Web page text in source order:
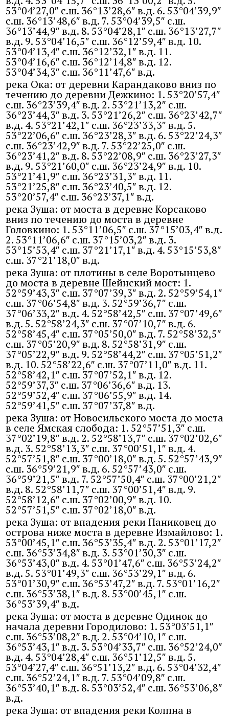
53°04’27,0″ с.ш. 36°13’28,6″ в.д. 6. 53°04’39,9″
с.ш. 36°13’48,6″ в.д. 7. 53°04’39,5″ с.ш.
36°13’44,9″ в.д. 8. 53°04’28,1″ с.ш. 36°13’27,7″
в.д. 9. 53°04’16,5″ с.ш. 36°12’59,4″ в.д. 10.
53°04’13,4″ с.ш. 36°12’32,1″ в.д. 11.
53°04’16,6″ с.ш. 36°12’14,8″ в.д. 12.
53°04’34,3″ с.ш. 36°11’47,6″ в.д.
река Ока: от деревни Карандаково вниз по
течению до деревни Дежкино: 1. 53°20’57,4″
с.ш. 36°23’39,4″ в.д. 2. 53°21’13,2″ с.ш.
36°23’44,3″ в.д. 3. 53°21’26,2″ с.ш. 36°23’42,7″
в.д. 4. 53°21’42,1″ с.ш. 36°23’33,3″ в.д. 5.
53°22’06,6″ с.ш. 36°23’28,3″ в.д. 6. 53°22’24,3″
с.ш. 36°23’42,9″ в.д. 7. 53°22’25,0″ с.ш.
36°23’41,2″ в.д. 8. 53°22’08,9″ с.ш. 36°23’27,3″
в.д. 9. 53°21’60,0″ с.ш. 36°23’24,9″ в.д. 10.
53°21’41,9″ с.ш. 36°23’31,3″ в.д. 11.
53°21’25,8″ с.ш. 36°23’40,5″ в.д. 12.
53°20’57,4″ с.ш. 36°23’37,1″ в.д.
река Зуша: от моста в деревне Корсаково
вниз по течению до моста в деревне
Головкино: 1. 53°11’06,5″ с.ш. 37°15’03,4″ в.д.
2. 53°11’06,6″ с.ш. 37°15’03,2″ в.д. 3.
53°15’53,4″ с.ш. 37°21’17,1″ в.д. 4. 53°15’53,8″
с.ш. 37°21’18,0″ в.д.
река Зуша: от плотины в селе Воротынцево
до моста в деревне Шейнский мост: 1.
52°59’43,3″ с.ш. 37°07’39,3″ в.д. 2. 52°59’54,1″
с.ш. 37°06’54,8″ в.д. 3. 52°59’36,7″ с.ш.
37°06’33,2″ в.д. 4. 52°58’42,5″ с.ш. 37°07’49,6″
в.д. 5. 52°58’24,3″ с.ш. 37°07’10,7″ в.д. 6.
52°58’45,4″ с.ш. 37°05’50,0″ в.д. 7. 52°58’32,5″
с.ш. 37°05’20,9″ в.д. 8. 52°58’31,9″ с.ш.
37°05’22,9″ в.д. 9. 52°58’44,2″ с.ш. 37°05’51,2″
в.д. 10. 52°58’22,6″ с.ш. 37°07’11,0″ в.д. 11.
52°58’42,1″ с.ш. 37°07’52,1″ в.д. 12.
52°59’37,3″ с.ш. 37°06’36,6″ в.д. 13.
52°59’52,4″ с.ш. 37°06’55,9″ в.д. 14.
52°59’41,5″ с.ш. 37°07’37,8″ в.д.
река Зуша: от Новосильского моста до моста
в селе Ямская слобода: 1. 52°57’51,3″ с.ш.
37°02’19,8″ в.д. 2. 52°58’13,7″ с.ш. 37°02’02,6″
в.д. 3. 52°58’13,3″ с.ш. 37°00’51,1″ в.д. 4.
52°57’51,8″ с.ш. 37°00’18,0″ в.д. 5. 52°57’43,9″
с.ш. 36°59’21,9″ в.д. 6. 52°57’43,0″ с.ш.
36°59’21,5″ в.д. 7. 52°57’50,4″ с.ш. 37°00’21,2″
в.д. 8. 52°58’11,7″ с.ш. 37°00’51,4″ в.д. 9.
52°58’12,6″ с.ш. 37°02’00,9″ в.д. 10.
52°57’51,5″ с.ш. 37°02’18,0″ в.д.
река Зуша: от впадения реки Паниковец до
острова ниже моста в деревне Измайлово: 1.
53°00’45,1″ с.ш. 36°53’35,4″ в.д. 2. 53°01’17,2″
с.ш. 36°53’34,8″ в.д. 3. 53°01’30,3″ с.ш.
36°53’43,0″ в.д. 4. 53°01’47,6″ с.ш. 36°53’24,2″
в.д. 5. 53°01’49,3″ с.ш. 36°53’29,1″ в.д. 6.
53°01’30,9″ с.ш. 36°53’47,2″ в.д. 7. 53°01’16,2″
с.ш. 36°53’38,1″ в.д. 8. 53°00’45,1″ с.ш.
36°53’39,4″ в.д.
река Зуша: от моста в деревне Одинок до
начала деревни Городилово: 1. 53°03’51,1″
с.ш. 36°53’08,2″ в.д. 2. 53°04’10,1″ с.ш.
36°53’43,1″ в.д. 3. 53°04’33,7″ с.ш. 36°52’24,0″
в.д. 4. 53°04’28,4″ с.ш. 36°51’12,5″ в.д. 5.
53°04’27,4″ с.ш. 36°51’13,2″ в.д. 6. 53°04’32,4″
с.ш. 36°52’24,1″ в.д. 7. 53°04’09,8″ с.ш.
36°53’40,1″ в.д. 8. 53°03’52,4″ с.ш. 36°53’06,8″
в.д.
река Зуша: от впадения реки Колпна в